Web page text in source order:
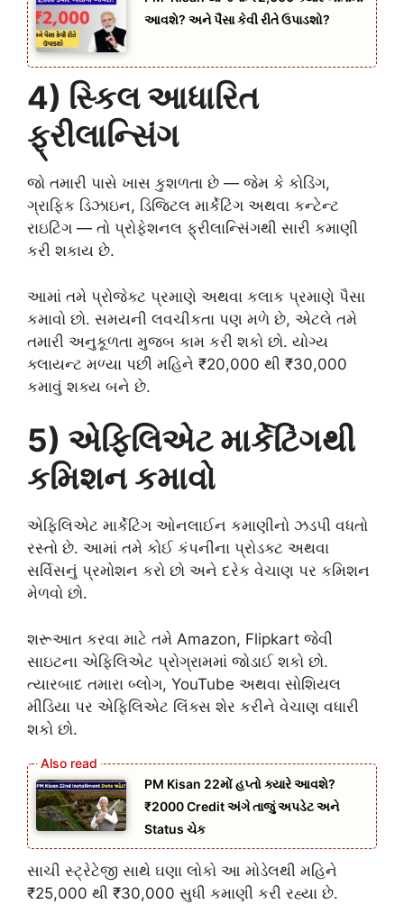
આવશે? અને પૈસા કેવી રીતે ઉપાડશો?
4) સ્કિલ આધારિત
ફ્રીલાન્સિંગ
જો તમારી પાસે ખાસ કુશળતા છે — જેમ કે કોડિંગ,
ગ્રાફિક ડિઝાઇન, ડિજિટલ માર્કેટિંગ અથવા કન્ટેન્ટ
રાઇટિંગ — તો પ્રોફેશનલ ફ્રીલાન્સિંગથી સારી કમાણી
કરી શકાય છે.
આમાં તમે પ્રોજેક્ટ પ્રમાણે અથવા કલાક પ્રમાણે પૈસા
કમાવો છો. સમયની લવચીકતા પણ મળે છે, એટલે તમે
તમારી અનુકૂળતા મુજબ કામ કરી શકો છો. યોગ્ય
ક્લાયન્ટ મળ્યા પછી મહિને ₹20,000 થી ₹30,000
કમાવું શક્ય બને છે.
5) એફિલિએટ માર્કેટિંગથી
કમિશન કમાવો
એફિલિએટ માર્કેટિંગ ઓનલાઈન કમાણીનો ઝડપી વધતો
રસ્તો છે. આમાં તમે કોઈ કંપનીના પ્રોડક્ટ અથવા
સર્વિસનું પ્રમોશન કરો છો અને દરેક વેચાણ પર કમિશન
મેળવો છો.
શરૂઆત કરવા માટે તમે Amazon, Flipkart જેવી
સાઇટના એફિલિએટ પ્રોગ્રામમાં જોડાઈ શકો છો.
ત્યારબાદ તમારા બ્લોગ, YouTube અથવા સોશિયલ
મીડિયા પર એફિલિએટ લિંક્સ શેર કરીને વેચાણ વધારી
શકો છો.
PM Kisan 22મોં હપ્તો ક્યારે આવશે?
₹2000 Credit અંગે તાજું અપડેટ અને
Status ચેક
સાચી સ્ટ્રેટેજી સાથે ઘણા લોકો આ મોડેલથી મહિને
₹25,000 થી ₹30,000 સુધી કમાણી કરી રહ્યા છે.